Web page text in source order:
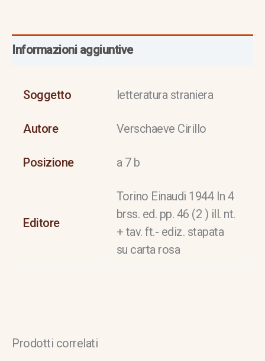
Informazioni aggiuntive
Soggetto letteratura straniera
Autore Verschaeve Cirillo
Posizione a 7 b
Editore
Torino Einaudi 1944 In 4
brss. ed. pp. 46 (2 ) ill. nt.
+ tav. ft.- ediz. stapata
su carta rosa
Prodotti correlati